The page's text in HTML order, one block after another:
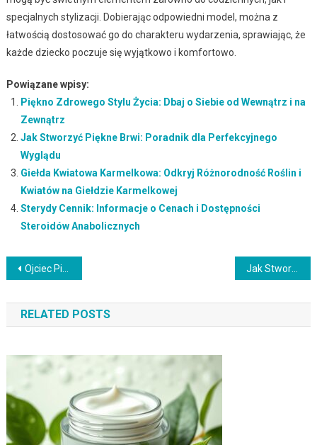
specjalnych stylizacji. Dobierając odpowiedni model, można z
łatwością dostosować go do charakteru wydarzenia, sprawiając, że
każde dziecko poczuje się wyjątkowo i komfortowo.
Powiązane wpisy:
Piękno Zdrowego Stylu Życia: Dbaj o Siebie od Wewnątrz i na
Zewnątrz
Jak Stworzyć Piękne Brwi: Poradnik dla Perfekcyjnego
Wyglądu
Giełda Kwiatowa Karmelkowa: Odkryj Różnorodność Roślin i
Kwiatów na Giełdzie Karmelkowej
Sterydy Cennik: Informacje o Cenach i Dostępności
Steroidów Anabolicznych
Nawigacja
wpisu
Ojciec Pio Gocław: Duchowa Inspiracja i Patron Gocławia Jak Stworzyć Subtelny i Romantyczny Makijaż: Poradnik dla Delikatnych Stylizacji
RELATED POSTS